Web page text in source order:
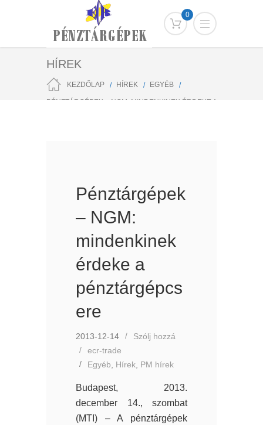
0
HÍREK
KEZDŐLAP HÍREK EGYÉB
PÉNZTÁRGÉPEK – NGM: MINDENKINEK ÉRDEKE A
Pénztárgépek
– NGM:
mindenkinek
érdeke a
pénztárgépcs
ere
2013-12-14
Szólj hozzá
ecr-trade
Egyéb
Hírek PM hírek
Budapest, 2013.
december 14., szombat
(MTI) – A pénztárgépek